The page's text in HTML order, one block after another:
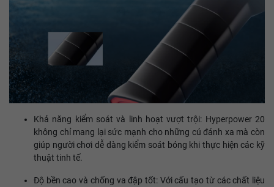
Khả năng kiểm soát và linh hoạt vượt trội: Hyperpower 20
không chỉ mang lại sức mạnh cho những cú đánh xa mà còn
giúp người chơi dễ dàng kiểm soát bóng khi thực hiện các kỹ
thuật tinh tế.
Độ bền cao và chống va đập tốt: Với cấu tạo từ các chất liệu